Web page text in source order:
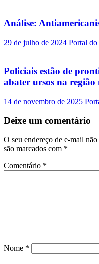
Análise:
29 de julho de 2024 Portal do
Policiais estão de
abater ursos na região
14 de novembro de 2025
Deixe um comentário
O seu endereço de e-mail
são marcados com *
Comentário *
Nome *